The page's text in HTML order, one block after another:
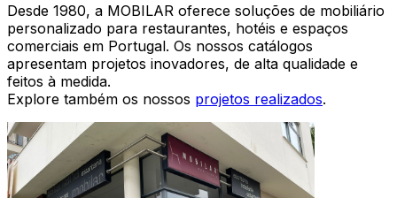
Desde 1980, a MOBILAR oferece soluções de mobiliário
personalizado para restaurantes, hotéis e espaços
comerciais em Portugal. Os nossos catálogos
apresentam projetos inovadores, de alta qualidade e
feitos à medida.
Explore também os nossos projetos realizados.